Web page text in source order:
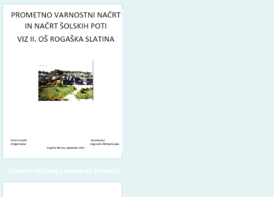
šolskih poti
Kodeks etičnega ravnanja odraslih